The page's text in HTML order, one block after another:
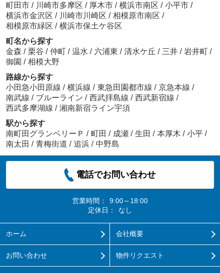
町田市 / 川崎市多摩区 / 厚木市 / 横浜市南区 / 小平市 /
横浜市金沢区 / 川崎市川崎区 / 相模原市南区 /
相模原市緑区 / 横浜市保土ケ谷区
町名から探す
金森 / 栗谷 / 仲町 / 温水 / 六浦東 / 清水ケ丘 / 三井 / 岩井町 /
御園 / 相模大野
路線から探す
小田急小田原線 / 横浜線 / 東急田園都市線 / 京急本線 /
南武線 / ブルーライン / 西武拝島線 / 西武新宿線 /
西武多摩湖線 / 湘南新宿ライン宇須
駅から探す
南町田グランベリーＰ / 町田 / 成瀬 / 生田 / 本厚木 / 小平 /
南太田 / 青梅街道 / 追浜 / 中野島
電話でお問い合わせ
営業時間：
9:00～18:00
定休日：
なし
ホーム 会社概要
お問い合わせ 物件リクエスト